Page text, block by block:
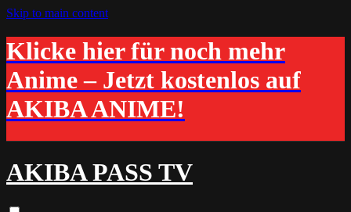
Skip to main content
Klicke hier für noch mehr
Anime – Jetzt kostenlos auf
AKIBA ANIME!
AKIBA PASS TV